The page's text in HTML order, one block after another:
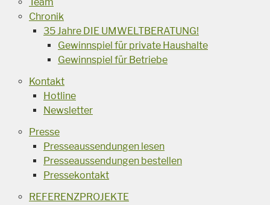
Chronik
35 Jahre DIE UMWELTBERATUNG!
Gewinnspiel für private Haushalte
Gewinnspiel für Betriebe
Kontakt
Hotline
Newsletter
Presse
Presseaussendungen lesen
Presseaussendungen bestellen
Pressekontakt
REFERENZPROJEKTE